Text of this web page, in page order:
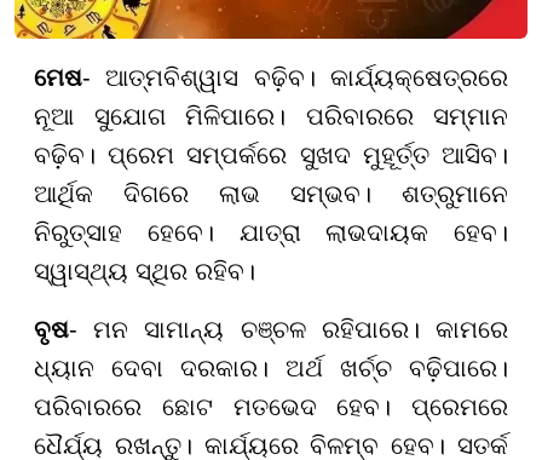
ମେଷ- ଆତ୍ମବିଶ୍ୱାସ ବଢ଼ିବ। କାର୍ଯ୍ୟକ୍ଷେତ୍ରରେ
ନୂଆ ସୁଯୋଗ ମିଳିପାରେ। ପରିବାରରେ ସମ୍ମାନ
ବଢ଼ିବ। ପ୍ରେମ ସମ୍ପର୍କରେ ସୁଖଦ ମୁହୂର୍ତ୍ତ ଆସିବ।
ଆର୍ଥିକ ଦିଗରେ ଲାଭ ସମ୍ଭବ। ଶତ୍ରୁମାନେ
ନିରୁତ୍ସାହ ହେବେ। ଯାତ୍ରା ଲାଭଦାୟକ ହେବ।
ସ୍ୱାସ୍ଥ୍ୟ ସ୍ଥିର ରହିବ।
ବୃଷ- ମନ ସାମାନ୍ୟ ଚଞ୍ଚଳ ରହିପାରେ। କାମରେ
ଧ୍ୟାନ ଦେବା ଦରକାର। ଅର୍ଥ ଖର୍ଚ୍ଚ ବଢ଼ିପାରେ।
ପରିବାରରେ ଛୋଟ ମତଭେଦ ହେବ। ପ୍ରେମରେ
ଧୈର୍ଯ୍ୟ ରଖନ୍ତୁ। କାର୍ଯ୍ୟରେ ବିଳମ୍ବ ହେବ। ସତର୍କ